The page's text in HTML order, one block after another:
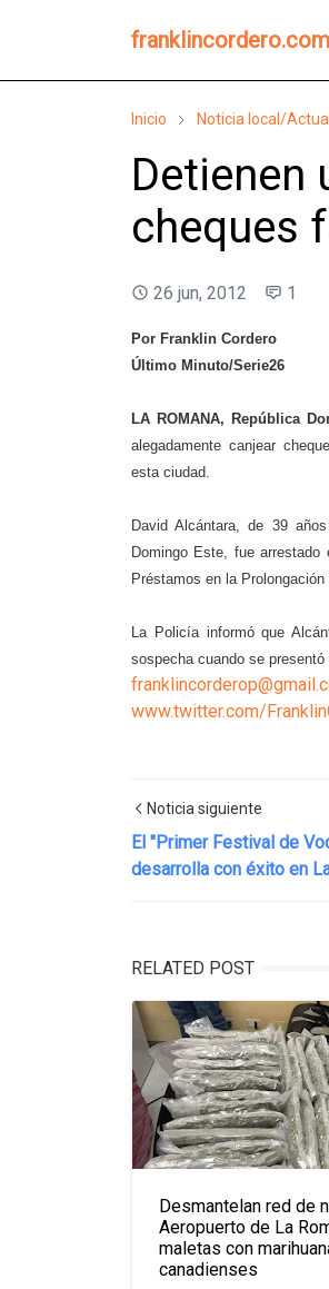
franklincordero.com
Inicio Noticia local/
Detienen
cheques
26 jun, 2012 1
Por Franklin Cordero
Último Minuto/Serie26
LA ROMANA, República
alegadamente canjear
esta ciudad.
David Alcántara, de 39
Domingo Este, fue
Préstamos en la
La Policía informó que
sospecha cuando se
www.twitter.com/
Noticia siguiente
El "Primer Festival de
desarrolla con éxito en
RELATED POST
Desmantelan red de
Aeropuerto de La
maletas con
canadienses